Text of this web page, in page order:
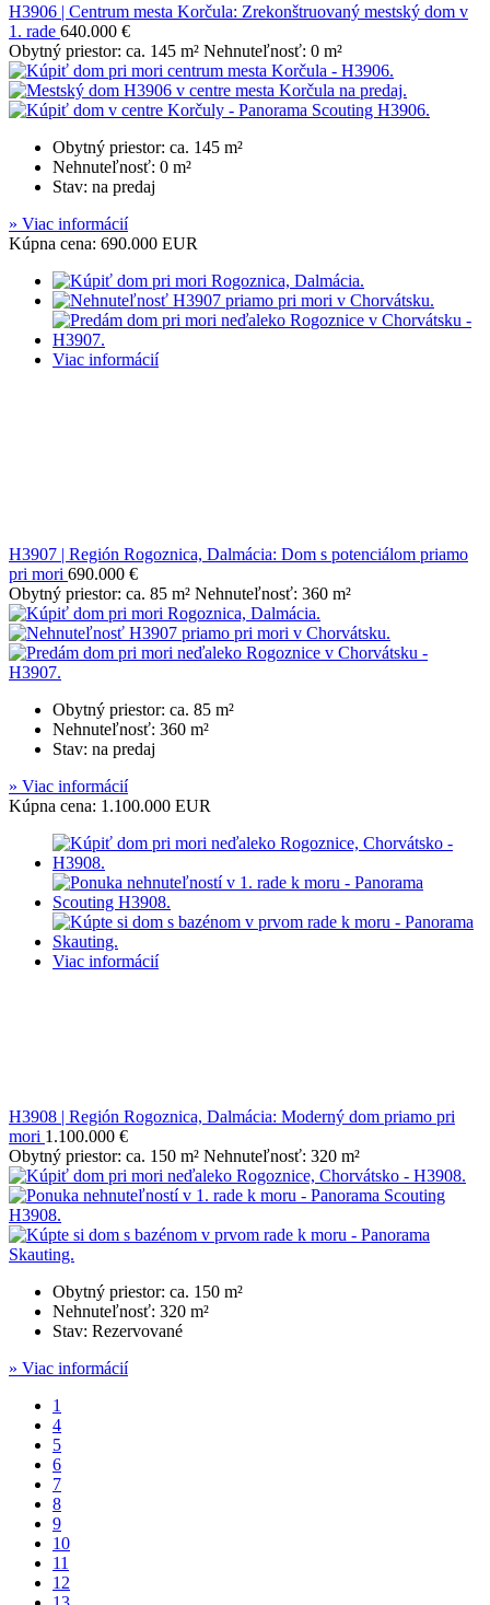
H3906 | Centrum mesta Korčula: Zrekonštruovaný mestský dom v
1. rade 640.000 €
Obytný priestor: ca. 145 m² Nehnuteľnosť: 0 m²
Obytný priestor: ca. 145 m²
Nehnuteľnosť: 0 m²
Stav: na predaj
» Viac informácií
Kúpna cena: 690.000 EUR
Viac informácií
H3907 | Región Rogoznica, Dalmácia: Dom s potenciálom priamo
pri mori 690.000 €
Obytný priestor: ca. 85 m² Nehnuteľnosť: 360 m²
Obytný priestor: ca. 85 m²
Nehnuteľnosť: 360 m²
Stav: na predaj
» Viac informácií
Kúpna cena: 1.100.000 EUR
Viac informácií
H3908 | Región Rogoznica, Dalmácia: Moderný dom priamo pri
mori 1.100.000 €
Obytný priestor: ca. 150 m² Nehnuteľnosť: 320 m²
Obytný priestor: ca. 150 m²
Nehnuteľnosť: 320 m²
Stav: Rezervované
» Viac informácií
1
4
5
6
7
8
9
10
11
12